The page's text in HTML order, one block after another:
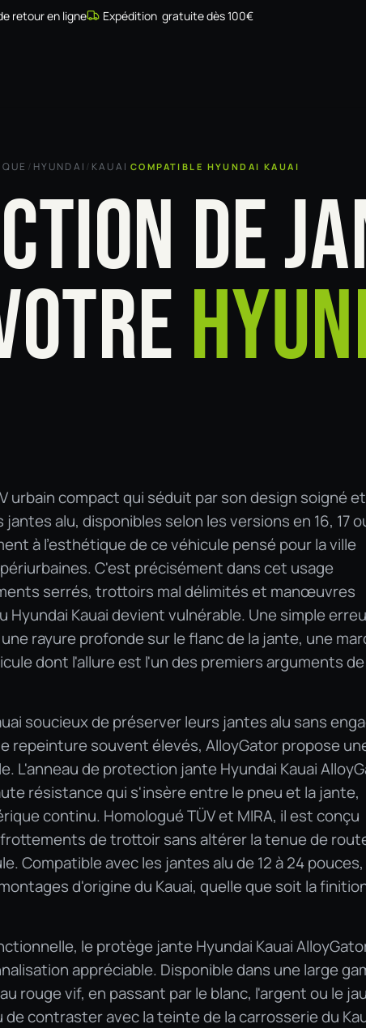
retour en ligne Expédition gratuite dès 100€
/ HYUNDAI / KAUAI COMPATIBLE HYUNDAI KAUAI
DE
urbain compact qui séduit par son design soigné et
alu, disponibles selon les versions en 16, 17
à l'esthétique de ce véhicule pensé pour la ville
C'est précisément dans cet usage
serrés, trottoirs mal délimités et manœuvres
Hyundai Kauai devient vulnérable. Une simple
rayure profonde sur le flanc de la jante, une
dont l'allure est l'un des premiers arguments de
soucieux de préserver leurs jantes alu sans
repeinture souvent élevés, AlloyGator propose
L'anneau de protection jante Hyundai Kauai
résistance qui s'insère entre le pneu et la jante,
continu. Homologué TÜV et MIRA, il est conçu
de trottoir sans altérer la tenue de
Compatible avec les jantes alu de 12 à 24 pouces,
d'origine du Kauai, quelle que soit la
le protège jante Hyundai Kauai
appréciable. Disponible dans une large
rouge vif, en passant par le blanc, l'argent ou le
contraster avec la teinte de la carrosserie du